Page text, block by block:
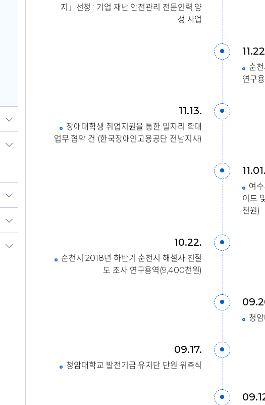
지」선정 : 기업 재난 안전관리 전문인력 양
성 사업
순
연구
11.13.
장애대학생 취업지원을 통한 일자리 확대
업무 협약 건 (한국장애인고용공단 전남지사)
11.01.
여
이드
천원)
10.22.
순천시 2018년 하반기 순천시 해설사 친절
도 조사 연구용역(9,400천원)
청
09.17.
청암대학교 발전기금 유치단 단원 위촉식